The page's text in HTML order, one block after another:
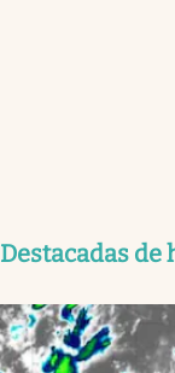
Destacadas de